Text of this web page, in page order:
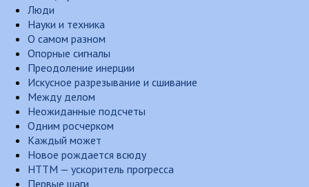
Люди
Науки и техника
О самом разном
Опорные сигналы
Преодоление инерции
Искусное разрезывание и сшивание
Между делом
Неожиданные подсчеты
Одним росчерком
Каждый может
Новое рождается всюду
НТТМ — ускоритель прогресса
Первые шаги